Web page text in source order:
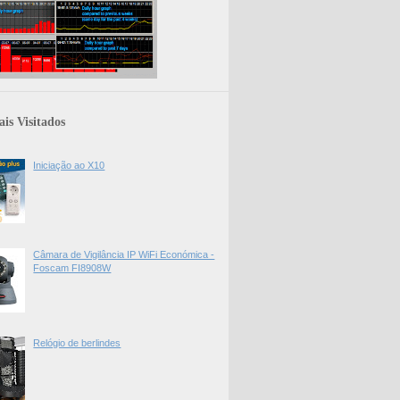
Visitados
Iniciação ao X10
Câmara de Vigilância IP WiFi Económica -
Foscam FI8908W
Relógio de berlindes